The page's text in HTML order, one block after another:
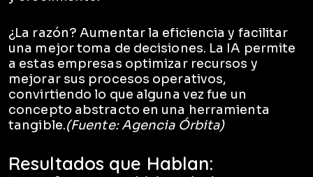
¿La razón? Aumentar la eficiencia y facilitar
una mejor toma de decisiones. La IA permite
a estas empresas optimizar recursos y
mejorar sus procesos operativos,
convirtiendo lo que alguna vez fue un
concepto abstracto en una herramienta
tangible.(Fuente: Agencia Órbita)
Resultados que Hablan: